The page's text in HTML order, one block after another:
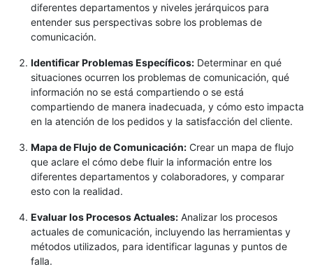
diferentes departamentos y niveles jerárquicos para
entender sus perspectivas sobre los problemas de
comunicación.
Identificar Problemas Específicos: Determinar en qué
situaciones ocurren los problemas de comunicación, qué
información no se está compartiendo o se está
compartiendo de manera inadecuada, y cómo esto impacta
en la atención de los pedidos y la satisfacción del cliente.
Mapa de Flujo de Comunicación: Crear un mapa de flujo
que aclare el cómo debe fluir la información entre los
diferentes departamentos y colaboradores, y comparar
esto con la realidad.
Evaluar los Procesos Actuales: Analizar los procesos
actuales de comunicación, incluyendo las herramientas y
métodos utilizados, para identificar lagunas y puntos de
falla.